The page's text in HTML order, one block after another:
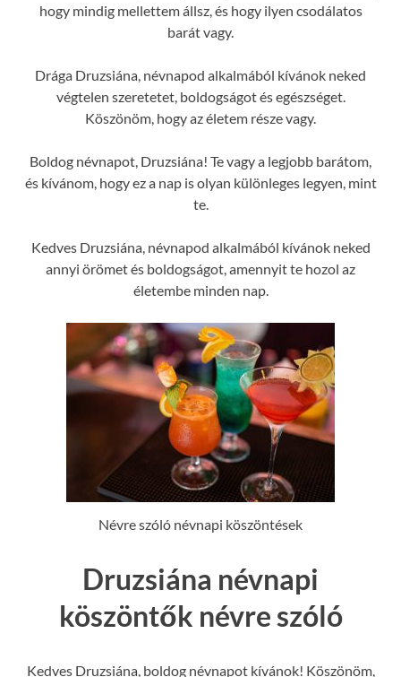
hogy mindig mellettem állsz, és hogy ilyen csodálatos
barát vagy.
Drága Druzsiána, névnapod alkalmából kívánok neked
végtelen szeretetet, boldogságot és egészséget.
Köszönöm, hogy az életem része vagy.
Boldog névnapot, Druzsiána! Te vagy a legjobb barátom,
és kívánom, hogy ez a nap is olyan különleges legyen, mint
te.
Kedves Druzsiána, névnapod alkalmából kívánok neked
annyi örömet és boldogságot, amennyit te hozol az
életembe minden nap.
Névre szóló névnapi köszöntések
Druzsiána névnapi
köszöntők névre szóló
Kedves Druzsiána, boldog névnapot kívánok! Köszönöm,